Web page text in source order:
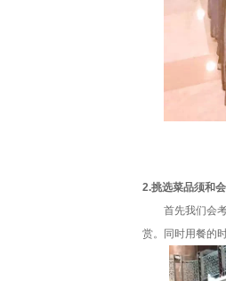
2.挑选菜品须和
首先我们会考
赏。同时用餐的